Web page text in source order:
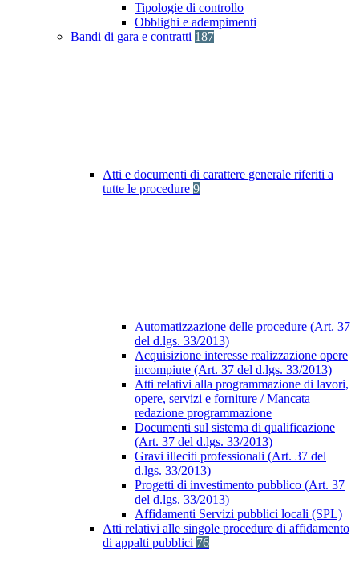
Tipologie di controllo
Obblighi e adempimenti
Bandi di gara e contratti 187
Atti e documenti di carattere generale riferiti a
tutte le procedure 9
Automatizzazione delle procedure (Art. 37
del d.lgs. 33/2013)
Acquisizione interesse realizzazione opere
incompiute (Art. 37 del d.lgs. 33/2013)
Atti relativi alla programmazione di lavori,
opere, servizi e forniture / Mancata
redazione programmazione
Documenti sul sistema di qualificazione
(Art. 37 del d.lgs. 33/2013)
Gravi illeciti professionali (Art. 37 del
d.lgs. 33/2013)
Progetti di investimento pubblico (Art. 37
del d.lgs. 33/2013)
Affidamenti Servizi pubblici locali (SPL)
Atti relativi alle singole procedure di affidamento
di appalti pubblici 76